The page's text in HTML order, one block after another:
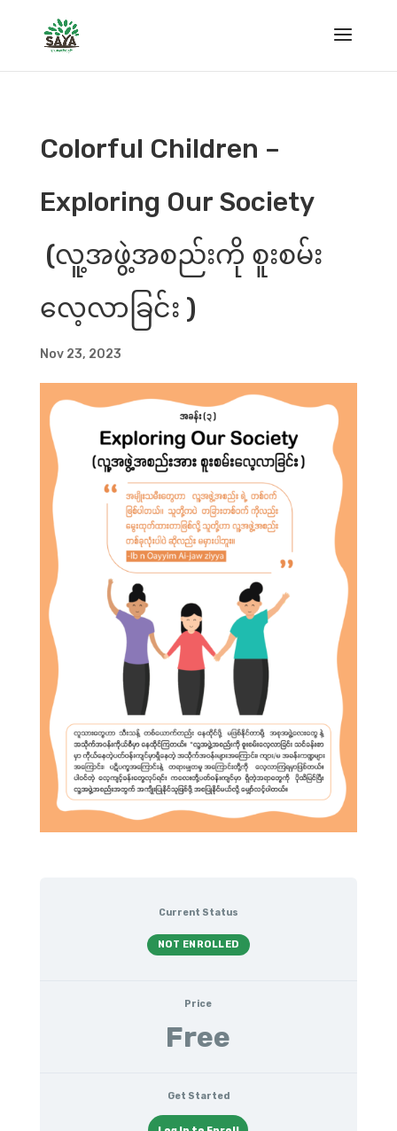
Colorful Children –
Exploring Our Society
(လူ့အဖွဲ့အစည်းကို စူးစမ်း
လေ့လာခြင်း )
Nov 23, 2023
Current Status
NOT ENROLLED
Price
Free
Get Started